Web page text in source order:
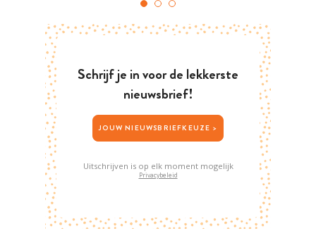
Schrijf je in voor de lekkerste
nieuwsbrief!
JOUW NIEUWSBRIEFKEUZE >
Uitschrijven is op elk moment mogelijk
Privacybeleid